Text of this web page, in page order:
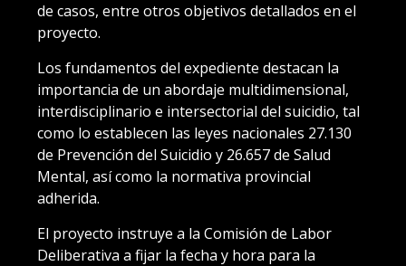
de casos, entre otros objetivos detallados en el
proyecto.
Los fundamentos del expediente destacan la
importancia de un abordaje multidimensional,
interdisciplinario e intersectorial del suicidio, tal
como lo establecen las leyes nacionales 27.130
de Prevención del Suicidio y 26.657 de Salud
Mental, así como la normativa provincial
adherida.
El proyecto instruye a la Comisión de Labor
Deliberativa a fijar la fecha y hora para la